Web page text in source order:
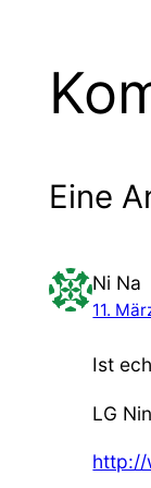
Eine
Ni Na
11.
Ist
LG
http://